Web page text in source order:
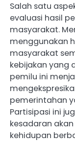
Salah satu
evaluasi hasil
masyarakat.
menggunakan
masyarakat
kebijakan yang
pemilu ini
pemerintahan
Partisipasi ini
kesadaran
kehidupan